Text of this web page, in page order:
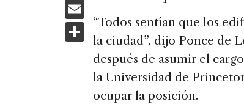
o
o
k
e
dI
n
h
re
a
d
m
ai
S
h
ar
e
“Todos sentían que los
la ciudad”, dijo Ponce de
después de asumir el
la Universidad de
ocupar la posición.